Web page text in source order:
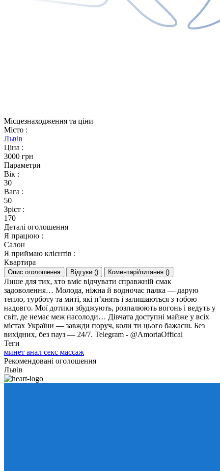
Місцезнаходження та ціни
Місто :
Львів
Ціна :
3000 грн
Параметри
Вік :
30
Вага :
50
Зріст :
170
Деталі оголошення
Я працюю :
Салон
Я приймаю клієнтів :
Квартира
Опис оголошення Відгуки () Коментарі/питання ()
Лише для тих, хто вміє відчувати справжній смак
задоволення… Молода, ніжна й водночас палка — дарую
тепло, турботу та миті, які п’янять і залишаються з тобою
надовго. Мої дотики збуджують, розпалюють вогонь і ведуть у
світ, де немає меж насолоди… Дівчата доступні майже у всіх
містах України — завжди поруч, коли ти цього бажаєш. Без
вихідних, без пауз — 24/7. Telegram - @AmoriaOffical
Теги
минет анал секс массаж
Рекомендовані оголошення
Львів